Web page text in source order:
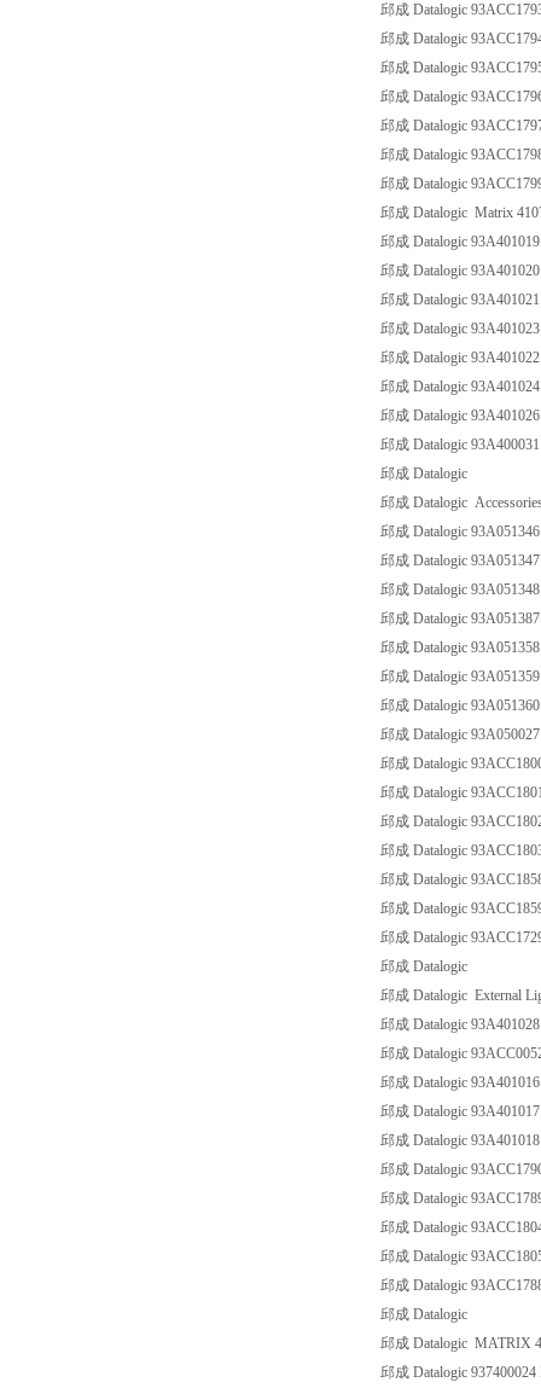
邱成 Datalogic
邱成 Datalogic
邱成 Datalogic
邱成 Datalogic
邱成 Datalogic
邱成 Datalogic
邱成 Datalogic
邱成 Datalogic Matrix
邱成 Datalogic
邱成 Datalogic
邱成 Datalogic
邱成 Datalogic
邱成 Datalogic
邱成 Datalogic
邱成 Datalogic
邱成 Datalogic
邱成 Datalogic
邱成 Datalogic
邱成 Datalogic
邱成 Datalogic
邱成 Datalogic
邱成 Datalogic
邱成 Datalogic
邱成 Datalogic
邱成 Datalogic
邱成 Datalogic
邱成 Datalogic
邱成 Datalogic
邱成 Datalogic
邱成 Datalogic
邱成 Datalogic
邱成 Datalogic
邱成 Datalogic
邱成 Datalogic
邱成 Datalogic External
邱成 Datalogic
邱成 Datalogic
邱成 Datalogic
邱成 Datalogic
邱成 Datalogic
邱成 Datalogic
邱成 Datalogic
邱成 Datalogic
邱成 Datalogic
邱成 Datalogic
邱成 Datalogic
邱成 Datalogic MATRIX
邱成 Datalogic